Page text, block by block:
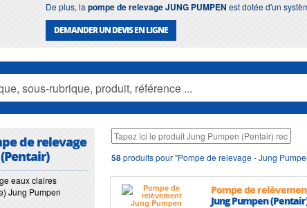
De plus, la pompe de relevage JUNG PUMPEN est dotée d'un
DEMANDER UN DEVIS EN LIGNE
de relevage
eaux claires
Jung Pumpen
58produits pour "Pompe de relevage - Jung
Pompe de
Jung Pumpen